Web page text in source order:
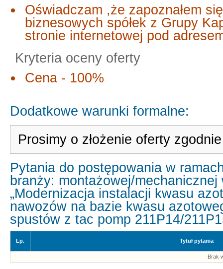
Oświadczam ,że zapoznałem
biznesowych spółek z Grupy
stronie internetowej pod
Kryteria oceny oferty
Cena - 100%
Dodatkowe warunki formalne:
Prosimy o złożenie oferty
Pytania do postępowania w
branży: montażowej/
„Modernizacja instalacji kwasu
nawozów na bazie kwasu
spustów z tac pomp 211P14/
Lp. Tytuł pytania
Brak